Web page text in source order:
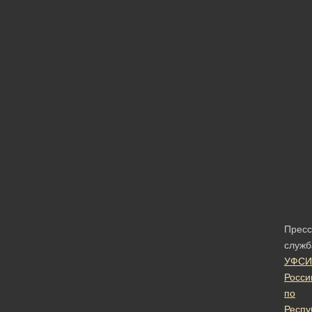
по